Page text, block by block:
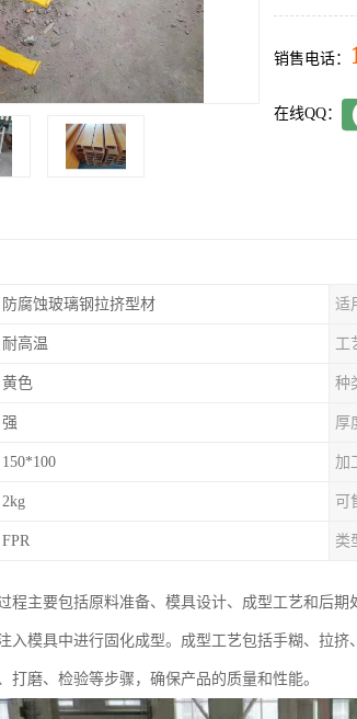
销售电话：
在线QQ：
防腐蚀玻璃钢拉挤型材 适
耐高温 工
黄色 种
强 厚
150*100 加
2kg 可
FPR 类
程主要包括原料准备、模具设计、成型工艺和后
入模具中进行固化成型。成型工艺包括手糊、拉
打磨、检验等步骤，确保产品的质量和性能。